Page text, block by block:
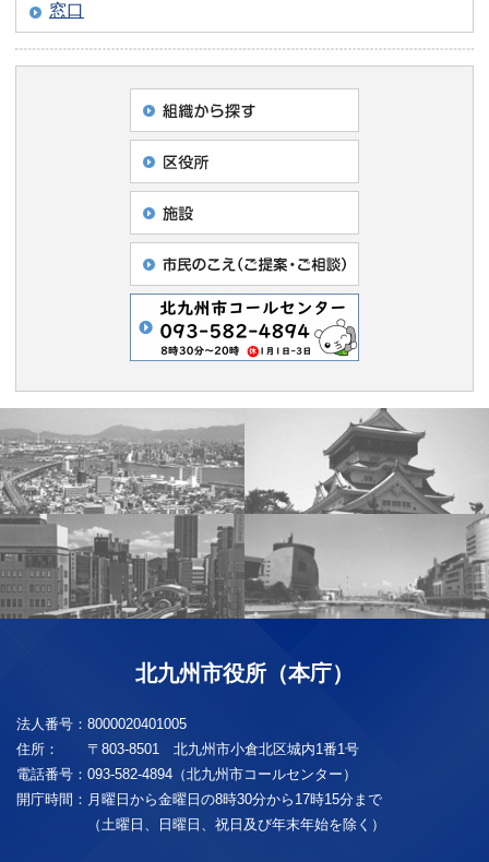
窓口
北九州市役所（本庁）
法人番号： 8000020401005
住所：
〒803-8501 北九州市小倉北区城内1番1号
電話番号： 093-582-4894（北九州市コールセンター）
開庁時間： 月曜日から金曜日の8時30分から17時15分まで
（土曜日、日曜日、祝日及び年末年始を除く）